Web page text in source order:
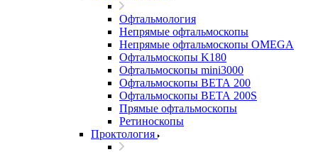
Офтальмология
Непрямые офтальмоскопы
Непрямые офтальмоскопы OMEGA
Офтальмоскопы K180
Офтальмоскопы mini3000
Офтальмоскопы ВЕТА 200
Офтальмоскопы ВЕТА 200S
Прямые офтальмоскопы
Ретиноскопы
Проктология